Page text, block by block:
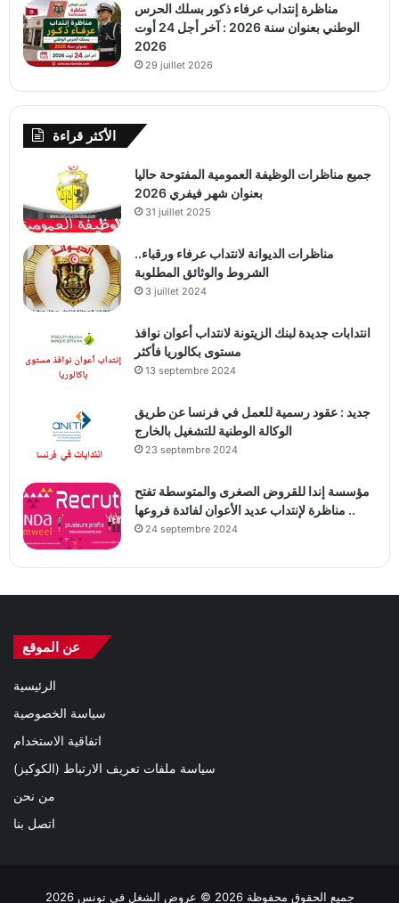
مناظرة إنتداب عرفاء ذكور بسلك الحرس
الوطني بعنوان سنة 2026 : آخر أجل 24 أوت
2026
29 juillet 2026
الأكثر قراءة
جميع مناظرات الوظيفة العمومية المفتوحة حاليا
بعنوان شهر فيفري 2026
31 juillet 2025
مناظرات الديوانة لانتداب عرفاء ورقباء..
الشروط والوثائق المطلوبة
3 juillet 2024
انتدابات جديدة لبنك الزيتونة لانتداب أعوان نوافذ
مستوى بكالوريا فأكثر
13 septembre 2024
جديد : عقود رسمية للعمل في فرنسا عن طريق
الوكالة الوطنية للتشغيل بالخارج
23 septembre 2024
مؤسسة إندا للقروض الصغرى والمتوسطة تفتح
مناظرة لإنتداب عديد الأعوان لفائدة فروعها ..
24 septembre 2024
عن الموقع
الرئيسية
سياسة الخصوصية
اتفاقية الاستخدام
سياسة ملفات تعريف الارتباط (الكوكيز)
من نحن
اتصل بنا
جميع الحقوق محفوظة 2026 © عروض الشغل في تونس 2026